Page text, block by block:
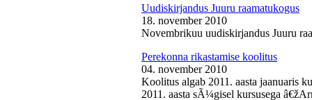
Uudiskirjandus Juuru raamatukogus
18. november 2010
Novembrikuu uudiskirjandus Juuru
Perekonna rikastamise koolitus
04. november 2010
Koolitus algab 2011. aasta jaanuaris
2011. aasta sÃ¼gisel kursusega